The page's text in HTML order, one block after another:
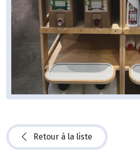
Retour à la liste